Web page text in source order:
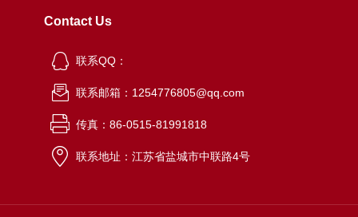
Contact Us
联系QQ：
联系邮箱：1254776805@qq.com
传真：86-0515-81991818
联系地址：江苏省盐城市中联路4号